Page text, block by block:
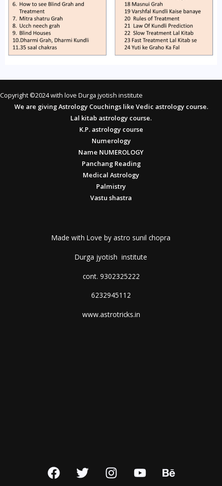
Copyright ©2024 with love Durga jyotish institute
We are giving Astrology Couchings like Vedic astrology course.
Lal kitab astrology course.
K.P. astrology course
Numerology
Name NUMEROLOGY
Panchang Reading
Medical Astrology
Palmistry
Vastu shastra
Made with Love by astro sunil chopra
Durga jyotish institute
cont. 9302325222
6232945112
www.astrotricks.in